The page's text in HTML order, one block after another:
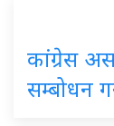
कांग्रेस
सम्बोधन